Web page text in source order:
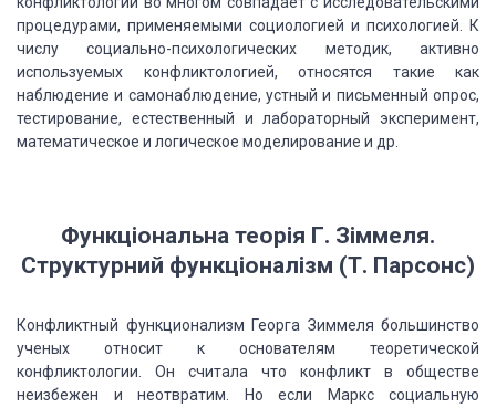
процедурами, применяемыми социологией и психологией. К
числу социально-психологических методик, активно
используемых конфликтологией, относятся такие как
наблюдение и самонаблюдение, устный и письменный опрос,
тестирование, естественный и лабораторный эксперимент,
математическое и логическое моделирование и др.
Функціональна теорія Г. Зіммеля.
Структурний функціоналізм (Т. Парсонс)
Конфликтный функционализм Георга Зиммеля большинство
ученых относит к основателям теоретической
конфликтологии. Он считала что конфликт в обществе
неизбежен и неотвратим.
Но если Маркс социальную